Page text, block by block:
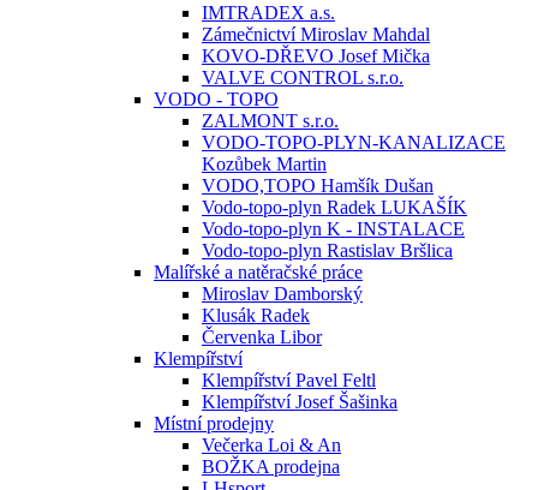
IMTRADEX a.s.
Zámečnictví Miroslav Mahdal
KOVO-DŘEVO Josef Mička
VALVE CONTROL s.r.o.
VODO - TOPO
ZALMONT s.r.o.
VODO-TOPO-PLYN-KANALIZACE
Kozůbek Martin
VODO,TOPO Hamšík Dušan
Vodo-topo-plyn Radek LUKAŠÍK
Vodo-topo-plyn K - INSTALACE
Vodo-topo-plyn Rastislav Bršlica
Malířské a natěračské práce
Miroslav Damborský
Klusák Radek
Červenka Libor
Klempířství
Klempířství Pavel Feltl
Klempířství Josef Šašinka
Místní prodejny
Večerka Loi & An
BOŽKA prodejna